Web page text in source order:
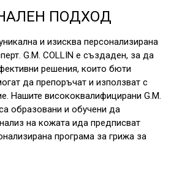
ПОДХОД
и изисква персонализирана
G.M. COLLIN е създаден, за да
решения, които бюти
да препоръчат и използват с
Нашите висококвалифицирани G.M.
образовани и обучени да
на кожата ида предписват
програма за грижа за